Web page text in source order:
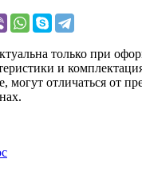
только при
и
могут отличаться от